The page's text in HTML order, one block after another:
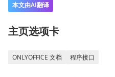
本文由AI翻译
主页选项卡
ONLYOFFICE 文档 程序接口